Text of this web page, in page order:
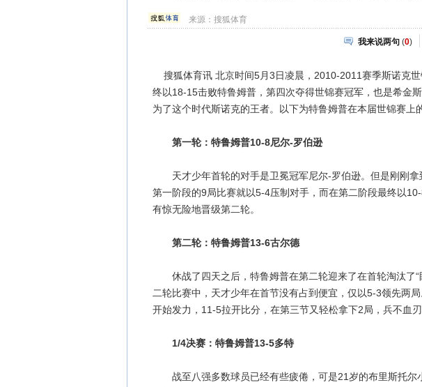
来源：搜狐体育
我来说两句 (0)
搜狐体育讯 北京时间5月3日凌晨，2010-2011赛季斯诺克
终以18-15击败特鲁姆普，第四次夺得世锦赛冠军，也是希金
为了这个时代斯诺克的王者。以下为特鲁姆普在本届世锦赛上
第一轮：特鲁姆普10-8尼尔-罗伯逊
天才少年首轮的对手是卫冕冠军尼尔-罗伯逊。但是刚刚拿
第一阶段的9局比赛就以5-4压制对手，而在第二阶段最终以
有惊无险地晋级第二轮。
第二轮：特鲁姆普13-6古尔德
休战了四天之后，特鲁姆普在第二轮迎来了在首轮淘汰了“
二轮比赛中，天才少年在首节没有占到便宜，仅以5-3领先两
开始发力，11-5拉开比分，在第三节又轻松拿下2局，兵不血
1/4决赛：特鲁姆普13-5多特
战至八强多数球员已经有些疲倦，可是21岁的布里斯托尔